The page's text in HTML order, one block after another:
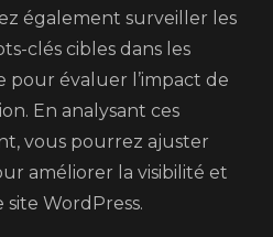
également surveiller les
clés cibles dans les
pour évaluer l’impact de
En analysant ces
vous pourrez ajuster
améliorer la visibilité et
site WordPress.